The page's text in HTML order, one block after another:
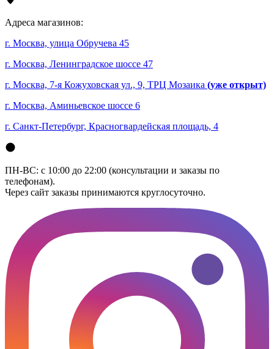
Адреса магазинов:
г. Москва, улица Обручева 45
г. Москва, Ленинградское шоссе 47
г. Москва, 7-я Кожуховская ул., 9, ТРЦ Мозаика (уже открыт)
г. Москва, Аминьевское шоссе 6
г. Санкт-Петербург, Красногвардейская площадь, 4
ПН-ВС: с 10:00 до 22:00 (консультации и заказы по
телефонам).
Через сайт заказы принимаются круглосуточно.